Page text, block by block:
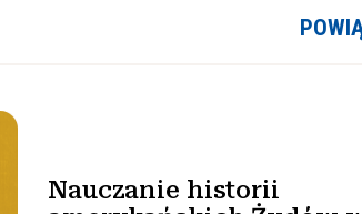
Nauczanie historii